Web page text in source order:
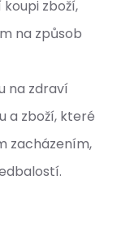
zboží,
na způsob
na zdraví
a zboží, které
zacházením,